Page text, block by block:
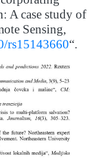
A case study of
Sensing,
rs15143660“.